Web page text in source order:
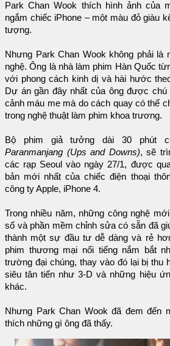
Park Chan Wook thích hình ảnh của
ngắm chiếc iPhone – một màu đỏ giàu
tượng.
Nhưng Park Chan Wook không phải là
nghệ. Ông là nhà làm phim Hàn Quốc
với phong cách kinh dị và hài hước
Dự án gần đây nhất của ông được
cảnh máu me mà do cách quay có thể
trong nghệ thuật làm phim khoa trương.
Bộ phim giả tưởng dài 30 phút
Paranmanjang (Ups and Downs), sẽ
các rạp Seoul vào ngày 27/1, được
bản mới nhất của chiếc điện thoại
công ty Apple, iPhone 4.
Trong nhiều năm, những công nghệ
số và phần mềm chỉnh sửa có sẵn đã
thành một sự đầu tư dễ dàng và rẻ
phim thương mại nổi tiếng nắm bắt
trường đại chúng, thay vào đó lại bị thu
siêu tân tiến như 3-D và những hiệu
khác.
Nhưng Park Chan Wook đã đem đến
thích những gì ông đã thấy.